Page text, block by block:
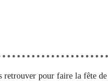
retrouver pour faire la fête